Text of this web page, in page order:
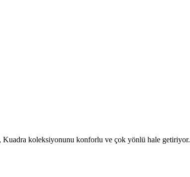
koleksiyonunu konforlu ve çok yönlü hale getiriyor.